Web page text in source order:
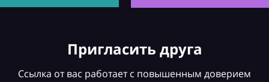
Пригласить друга
Ссылка от вас работает с повышенным доверием